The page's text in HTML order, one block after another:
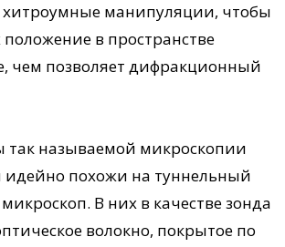
манипуляции, чтобы
в пространстве
чем позволяет дифракционный
так называемой микроскопии
идейно похожи на туннельный
В них в качестве зонда
волокно, покрытое по